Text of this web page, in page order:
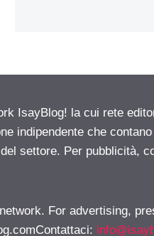
IsayBlog! la cui rete
indipendente che
settore. Per pubblicità,
For advertising,
: